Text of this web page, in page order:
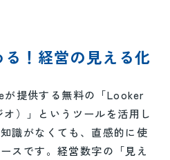
！経営の見える化
提供する無料の「Looker
）」というツールを活用し
識がなくても、直感的に使
スです。経営数字の「見え